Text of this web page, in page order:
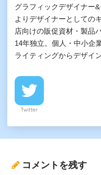
グラフィックデザイナー
よりデザイナーとしての
店向けの販促資材・製品
14年独立。個人・中小企
ライティングからデザイ
Twitter
コメントを残す